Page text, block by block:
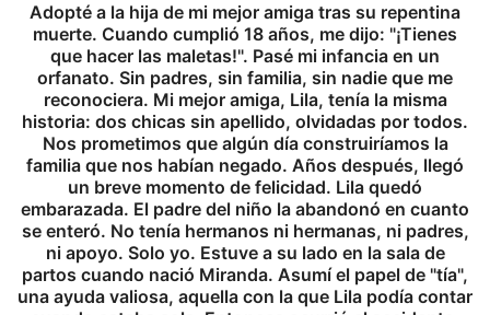
Adopté a la hija de mi mejor amiga tras su repentina
muerte. Cuando cumplió 18 años, me dijo: "¡Tienes
que hacer las maletas!". Pasé mi infancia en un
orfanato. Sin padres, sin familia, sin nadie que me
reconociera. Mi mejor amiga, Lila, tenía la misma
historia: dos chicas sin apellido, olvidadas por todos.
Nos prometimos que algún día construiríamos la
familia que nos habían negado. Años después, llegó
un breve momento de felicidad. Lila quedó
embarazada. El padre del niño la abandonó en cuanto
se enteró. No tenía hermanos ni hermanas, ni padres,
ni apoyo. Solo yo. Estuve a su lado en la sala de
partos cuando nació Miranda. Asumí el papel de "tía",
una ayuda valiosa, aquella con la que Lila podía contar